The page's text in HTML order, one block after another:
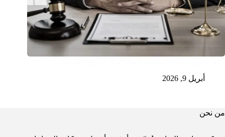
أبريل 9, 2026
من نحن